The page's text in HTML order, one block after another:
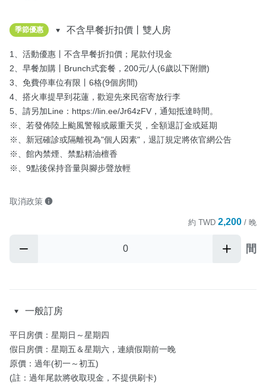
季節優惠 不含早餐折扣價丨雙人房
1、活動優惠丨不含早餐折扣價；尾款付現金
2、早餐加購丨Brunch式套餐，200元/人(6歲以下附贈)
3、免費停車位有限丨6格(9個房間)
4、搭火車提早到花蓮，歡迎先來民宿寄放行李
5、請另加Line：https://lin.ee/Jr64zFV，通知抵達時間。
※、若發佈陸上颱風警報或嚴重天災，全額退訂金或延期
※、新冠確診或隔離視為"個人因素"，退訂規定將依官網公告
※、館內禁煙、禁點精油檀香
※、9點後保持音量與腳步聲放輕
取消政策
約 TWD 2,200 / 晚
間
一般訂房
平日房價：星期日～星期四
假日房價：星期五＆星期六，連續假期前一晚
原價：過年(初一～初五)
(註：過年尾款將收取現金，不提供刷卡)